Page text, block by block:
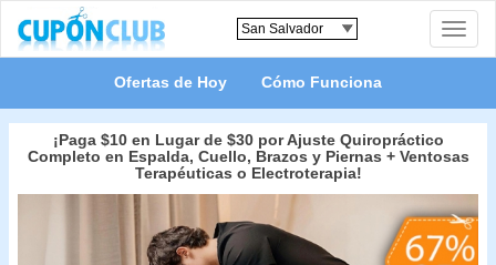
Toggle
Ofertas de Hoy Cómo Funciona
¡Paga $10 en Lugar de $30 por Ajuste Quiropráctico
Completo en Espalda, Cuello, Brazos y Piernas + Ventosas
Terapéuticas o Electroterapia!